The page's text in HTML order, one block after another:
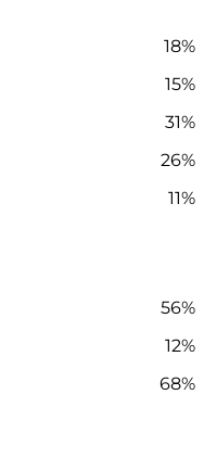
18%
15%
31%
26%
11%
56%
12%
68%